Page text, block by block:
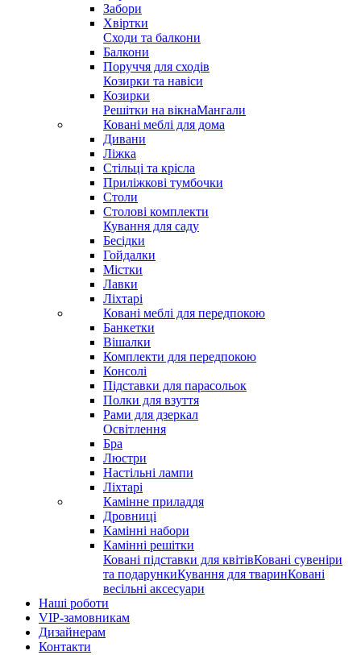
Забори
Хвіртки
Сходи та балкони
Балкони
Поруччя для сходів
Козирки та навіси
Козирки
Решітки на вікнаМангали
Ковані меблі для дома
Дивани
Ліжка
Стільці та крісла
Приліжкові тумбочки
Столи
Столові комплекти
Кування для саду
Бесідки
Гойдалки
Містки
Лавки
Ліхтарі
Ковані меблі для передпокою
Банкетки
Вішалки
Комплекти для передпокою
Консолі
Підставки для парасольок
Полки для взуття
Рами для дзеркал
Освітлення
Бра
Люстри
Настільні лампи
Ліхтарі
Камінне приладдя
Дровниці
Камінні набори
Камінні решітки
Ковані підставки для квітівКовані сувеніри
та подарункиКування для тваринКовані
весільні аксесуари
Наші роботи
VIP-замовникам
Дизайнерам
Контакти